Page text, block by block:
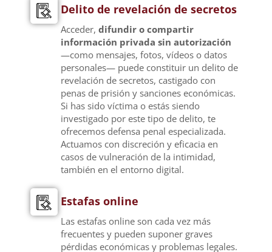
Delito de revelación de secretos
Acceder, difundir o compartir
información privada sin autorización
—como mensajes, fotos, vídeos o datos
personales— puede constituir un delito de
revelación de secretos, castigado con
penas de prisión y sanciones económicas.
Si has sido víctima o estás siendo
investigado por este tipo de delito, te
ofrecemos defensa penal especializada.
Actuamos con discreción y eficacia en
casos de vulneración de la intimidad,
también en el entorno digital.
Estafas online
Las estafas online son cada vez más
frecuentes y pueden suponer graves
pérdidas económicas y problemas legales.